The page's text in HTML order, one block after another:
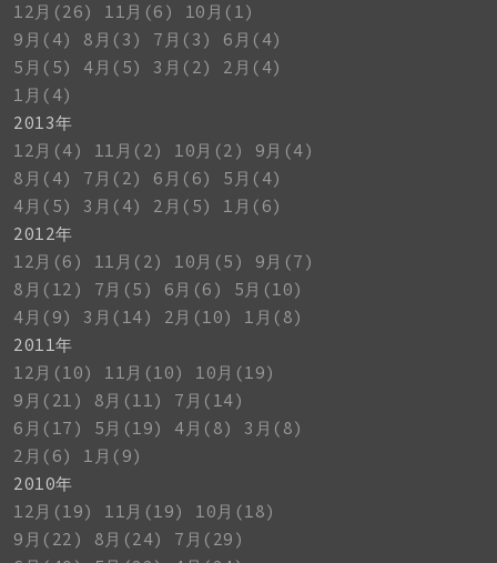
12月(26)
11月(6)
10月(1)
9月(4)
8月(3) 7月(3)
6月(4)
5月(5)
4月(5) 3月(2)
2月(4)
1月(4)
2013年
12月(4)
11月(2) 10月(2)
9月(4)
8月(4)
7月(2) 6月(6)
5月(4)
4月(5)
3月(4) 2月(5)
1月(6)
2012年
12月(6)
11月(2) 10月(5)
9月(7)
8月(12)
7月(5) 6月(6)
5月(10)
4月(9)
3月(14) 2月(10)
1月(8)
2011年
12月(10)
11月(10)
10月(19)
9月(21)
8月(11)
7月(14)
6月(17)
5月(19) 4月(8)
3月(8)
2月(6)
1月(9)
2010年
12月(19)
11月(19)
10月(18)
9月(22)
8月(24)
7月(29)